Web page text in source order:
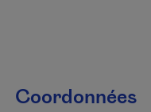
Coordonnées